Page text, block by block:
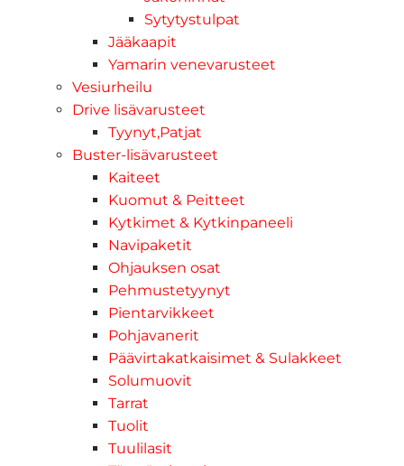
Sytytystulpat
Jääkaapit
Yamarin venevarusteet
Vesiurheilu
Drive lisävarusteet
Tyynyt,Patjat
Buster-lisävarusteet
Kaiteet
Kuomut & Peitteet
Kytkimet & Kytkinpaneeli
Navipaketit
Ohjauksen osat
Pehmustetyynyt
Pientarvikkeet
Pohjavanerit
Päävirtakatkaisimet & Sulakkeet
Solumuovit
Tarrat
Tuolit
Tuulilasit